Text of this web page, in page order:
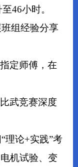
46小时。
组经验分享
定师傅，在
武竞赛深度
理论+实践”考
机试验、变